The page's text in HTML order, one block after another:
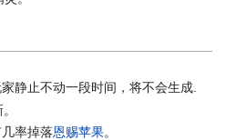
家静止不动一段时间，将不会生成.
几率掉落恩赐苹果。